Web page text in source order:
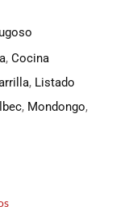
, Cocina
, Listado
, Mondongo,